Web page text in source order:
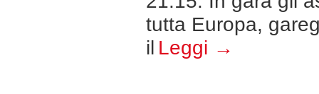
tutta Europa,
il Leggi →